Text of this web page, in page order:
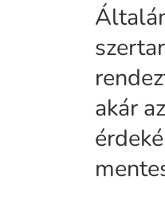
akár